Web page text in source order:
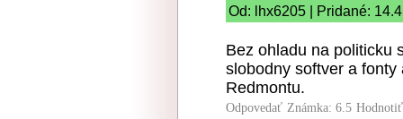
Od: lhx6205 | Pridané:
Bez ohladu na politicku
slobodny softver a
Redmontu.
Odpovedať Známka: 6.5